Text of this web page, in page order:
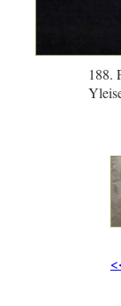
188.